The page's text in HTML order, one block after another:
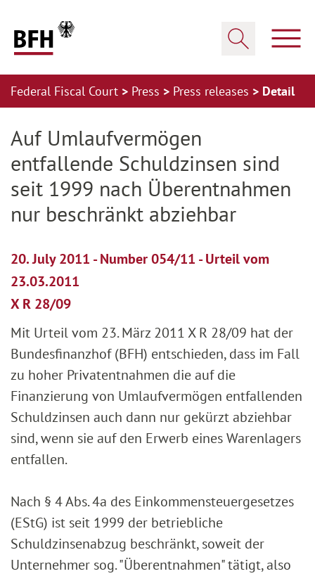
Federal Fiscal Court Press Press releases Detail
Auf Umlaufvermögen
entfallende Schuldzinsen sind
seit 1999 nach Überentnahmen
nur beschränkt abziehbar
20. July 2011 - Number 054/11 - Urteil vom
23.03.2011
X R 28/09
Mit Urteil vom 23. März 2011 X R 28/09 hat der
Bundesfinanzhof (BFH) entschieden, dass im Fall
zu hoher Privatentnahmen die auf die
Finanzierung von Umlaufvermögen entfallenden
Schuldzinsen auch dann nur gekürzt abziehbar
sind, wenn sie auf den Erwerb eines Warenlagers
entfallen.
Nach § 4 Abs. 4a des Einkommensteuergesetzes
(EStG) ist seit 1999 der betriebliche
Schuldzinsenabzug beschränkt, soweit der
Unternehmer sog. "Überentnahmen" tätigt, also